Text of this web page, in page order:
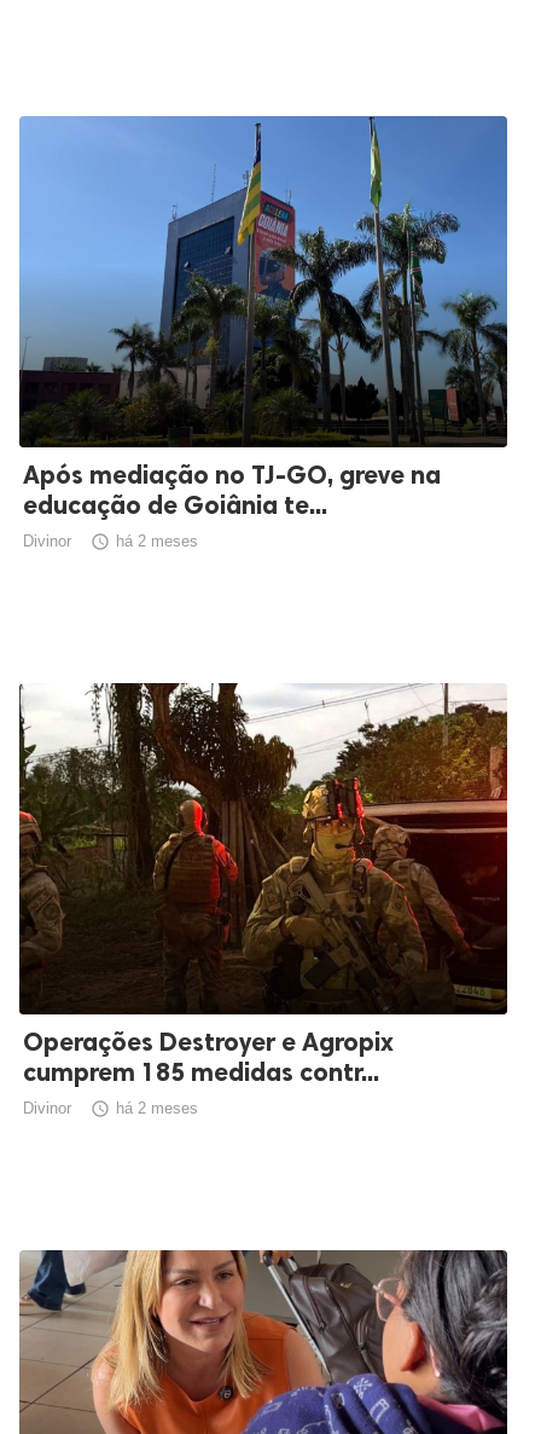
Após mediação no TJ-GO, greve na
educação de Goiânia te...
Divinor  há 2 meses
Operações Destroyer e Agropix
cumprem 185 medidas contr...
Divinor  há 2 meses